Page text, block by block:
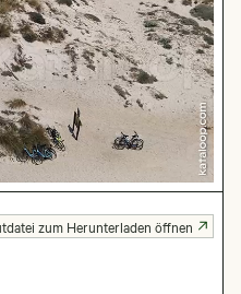
zum Herunterladen öffnen